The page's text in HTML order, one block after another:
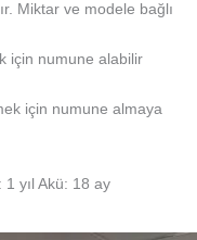
Miktar ve modele bağlı
için numune alabilir
için numune almaya
1 yıl Akü: 18 ay